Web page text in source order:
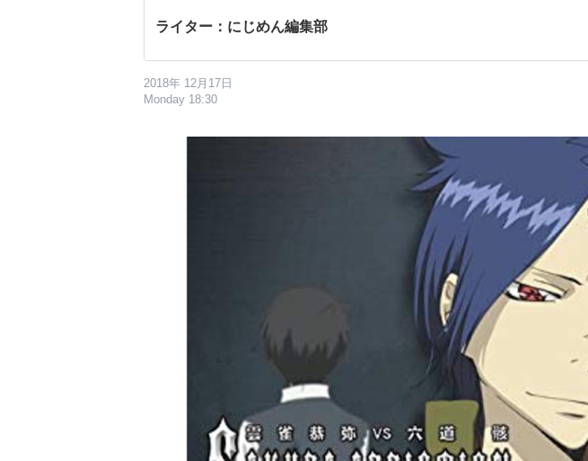
ライター：にじめん編集部
2018年 12月17日
Monday 18:30